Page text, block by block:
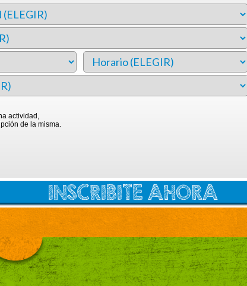
actividad,
de la misma.
INSCRIBITE AHORA